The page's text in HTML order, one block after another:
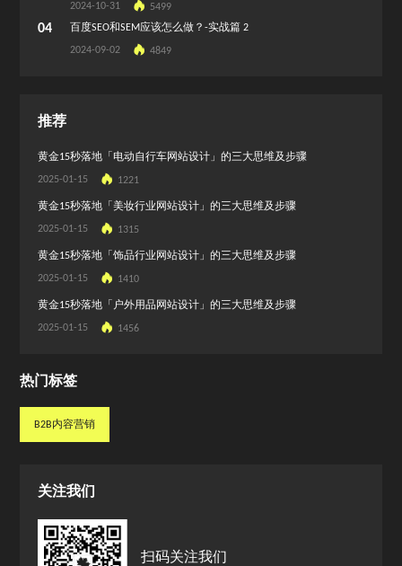
2024-10-31 5499
04 百度SEO和SEM应该怎么做？-实战篇 2
2024-09-02 4849
推荐
黄金15秒落地「电动自行车网站设计」的三大思维及步骤
2025-01-15 1221
黄金15秒落地「美妆行业网站设计」的三大思维及步骤
2025-01-15 1315
黄金15秒落地「饰品行业网站设计」的三大思维及步骤
2025-01-15 1410
黄金15秒落地「户外用品网站设计」的三大思维及步骤
2025-01-15 1456
热门标签
B2B内容营销
关注我们
扫码关注我们